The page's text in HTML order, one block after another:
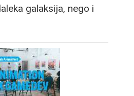
galaksija, nego i